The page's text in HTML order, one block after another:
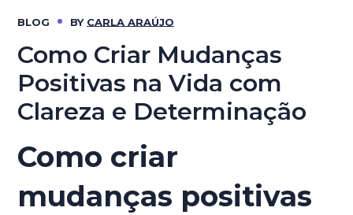
BLOG BY CARLA ARAÚJO
Como Criar Mudanças
Positivas na Vida com
Clareza e Determinação
Como criar
mudanças positivas